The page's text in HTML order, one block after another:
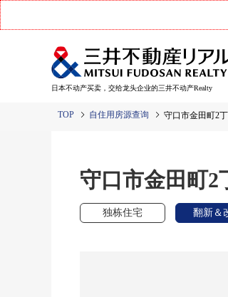
日本不动产买卖，交给龙头企业的三井不动产Realty
TOP 自住用房源查询 守口市金田
守口市金
独栋住宅 翻新＆